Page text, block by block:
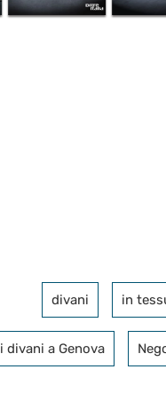
divani in
divani a Genova